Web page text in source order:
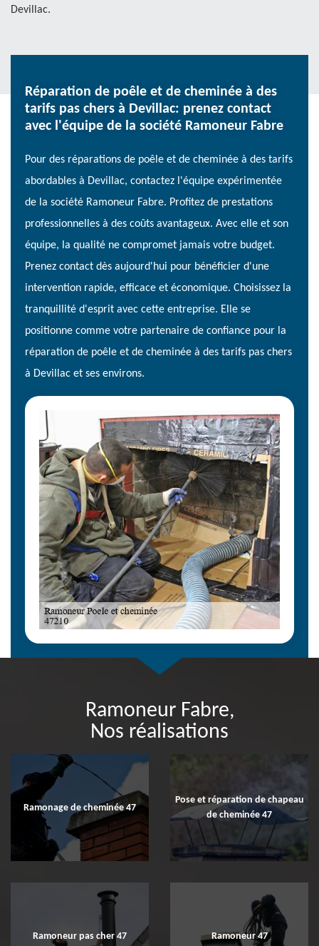
Devillac.
Réparation de poêle et de cheminée à des
tarifs pas chers à Devillac: prenez contact
avec l'équipe de la société Ramoneur Fabre
Pour des réparations de poêle et de cheminée à des tarifs
abordables à Devillac, contactez l'équipe expérimentée
de la société Ramoneur Fabre. Profitez de prestations
professionnelles à des coûts avantageux. Avec elle et son
équipe, la qualité ne compromet jamais votre budget.
Prenez contact dès aujourd'hui pour bénéficier d'une
intervention rapide, efficace et économique. Choisissez la
tranquillité d'esprit avec cette entreprise. Elle se
positionne comme votre partenaire de confiance pour la
réparation de poêle et de cheminée à des tarifs pas chers
à Devillac et ses environs.
Ramoneur Fabre,
Nos réalisations
Ramonage de cheminée 47
Pose et réparation de chapeau
de cheminée 47
Ramoneur pas cher 47 Ramoneur 47